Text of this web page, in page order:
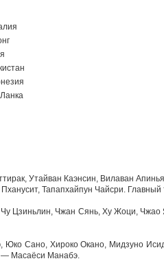
Утайван Каэнсин, Вилаван
Тапапхайпун Чайсри.
Цзиньлин, Чжан Сянь, Ху Жоци,
Юко Сано, Хироко Окано, Мидзуно
— Масаёси Манабэ.